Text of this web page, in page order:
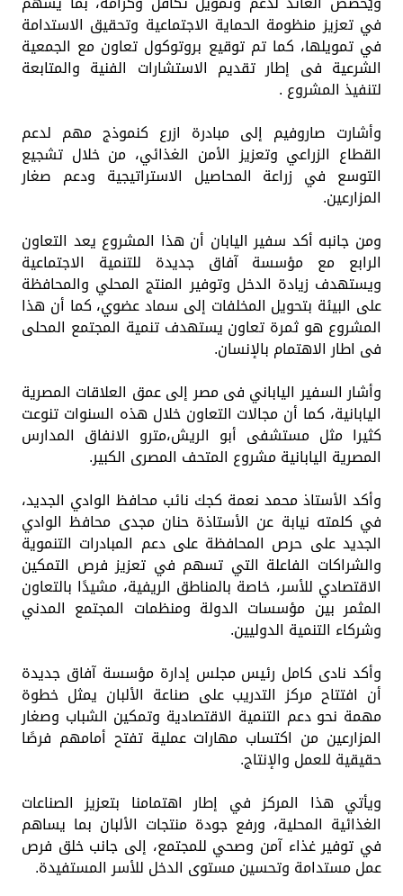
في تعزيز منظومة الحماية الاجتماعية وتحقيق الاستدامة
في تمويلها، كما تم توقيع بروتوكول تعاون مع الجمعية
الشرعية فى إطار تقديم الاستشارات الفنية والمتابعة
لتنفيذ المشروع .
وأشارت صاروفيم إلى مبادرة ازرع كنموذج مهم لدعم
القطاع الزراعي وتعزيز الأمن الغذائي، من خلال تشجيع
التوسع في زراعة المحاصيل الاستراتيجية ودعم صغار
المزارعين.
ومن جانبه أكد سفير اليابان أن هذا المشروع يعد التعاون
الرابع مع مؤسسة آفاق جديدة للتنمية الاجتماعية
ويستهدف زيادة الدخل وتوفير المنتج المحلي والمحافظة
على البيئة بتحويل المخلفات إلى سماد عضوي، كما أن هذا
المشروع هو ثمرة تعاون يستهدف تنمية المجتمع المحلى
فى اطار الاهتمام بالإنسان.
وأشار السفير الياباني فى مصر إلى عمق العلاقات المصرية
اليابانية، كما أن مجالات التعاون خلال هذه السنوات تنوعت
كثيرا مثل مستشفى أبو الريش،مترو الانفاق المدارس
المصرية اليابانية مشروع المتحف المصرى الكبير.
وأكد الأستاذ محمد نعمة كجك نائب محافظ الوادي الجديد،
في كلمته نيابة عن الأستاذة حنان مجدى محافظ الوادي
الجديد على حرص المحافظة على دعم المبادرات التنموية
والشراكات الفاعلة التي تسهم في تعزيز فرص التمكين
الاقتصادي للأسر، خاصة بالمناطق الريفية، مشيدًا بالتعاون
المثمر بين مؤسسات الدولة ومنظمات المجتمع المدني
وشركاء التنمية الدوليين.
وأكد نادى كامل رئيس مجلس إدارة مؤسسة آفاق جديدة
أن افتتاح مركز التدريب على صناعة الألبان يمثل خطوة
مهمة نحو دعم التنمية الاقتصادية وتمكين الشباب وصغار
المزارعين من اكتساب مهارات عملية تفتح أمامهم فرصًا
حقيقية للعمل والإنتاج.
ويأتي هذا المركز في إطار اهتمامنا بتعزيز الصناعات
الغذائية المحلية، ورفع جودة منتجات الألبان بما يساهم
في توفير غذاء آمن وصحي للمجتمع، إلى جانب خلق فرص
عمل مستدامة وتحسين مستوى الدخل للأسر المستفيدة.